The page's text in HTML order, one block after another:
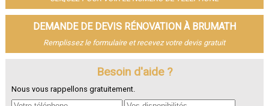
- Entreprise de rénovation à Saverne
- Entreprise de rénovation à Obernai
- Entreprise de rénovation à Ostwald
- Entreprise de rénovation à Hœnheim
- Entreprise de rénovation à Brumath
- Entreprise de rénovation à Molsheim
- Entreprise de rénovation à Wissembourg
DEMANDE DE DEVIS RÉNOVATION À BRUMATH
Remplissez le formulaire et recevez votre devis gratuit
Besoin d'aide ?
Nous vous rappellons gratuitement.